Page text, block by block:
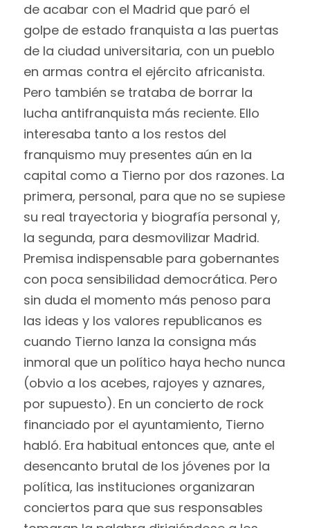
de acabar con el Madrid que paró el
golpe de estado franquista a las puertas
de la ciudad universitaria, con un pueblo
en armas contra el ejército africanista.
Pero también se trataba de borrar la
lucha antifranquista más reciente. Ello
interesaba tanto a los restos del
franquismo muy presentes aún en la
capital como a Tierno por dos razones. La
primera, personal, para que no se supiese
su real trayectoria y biografía personal y,
la segunda, para desmovilizar Madrid.
Premisa indispensable para gobernantes
con poca sensibilidad democrática. Pero
sin duda el momento más penoso para
las ideas y los valores republicanos es
cuando Tierno lanza la consigna más
inmoral que un político haya hecho nunca
(obvio a los acebes, rajoyes y aznares,
por supuesto). En un concierto de rock
financiado por el ayuntamiento, Tierno
habló. Era habitual entonces que, ante el
desencanto brutal de los jóvenes por la
política, las instituciones organizaran
conciertos para que sus responsables